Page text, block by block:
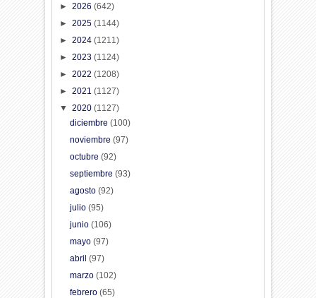
►2026(642)
►2025(1144)
►2024(1211)
►2023(1124)
►2022(1208)
►2021(1127)
▼2020(1127)
diciembre (100)
noviembre (97)
octubre (92)
septiembre (93)
agosto (92)
julio (95)
junio (106)
mayo (97)
abril (97)
marzo (102)
febrero (65)